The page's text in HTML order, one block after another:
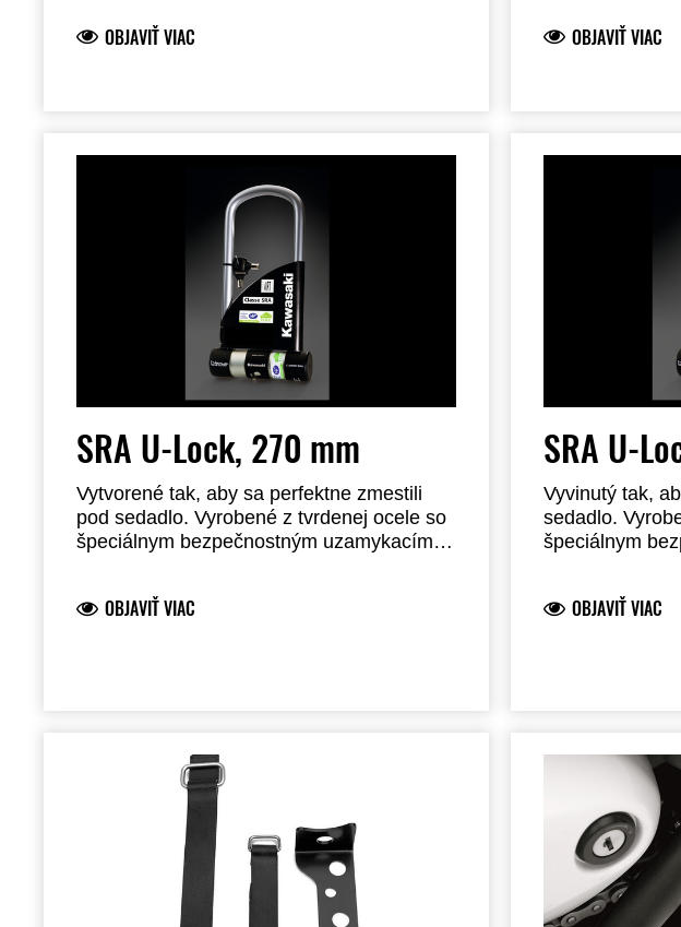
Vyžaduje inštaláciu u predajcu.
OBJAVIŤ VIAC OBJAVIŤ VIAC
SRA U-Lock, 270 mm
Vytvorené tak, aby sa perfektne zmestili
pod sedadlo. Vyrobené z tvrdenej ocele so
špeciálnym bezpečnostným uzamykacím
rozmery: 10 x 27 cm.
OBJAVIŤ VIAC
SRA U-
Vyvinutý tak,
sedadlo.
špeciálnym
Vnútorné
OBJAVIŤ VIAC